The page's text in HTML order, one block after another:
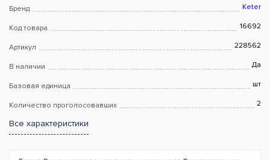
Бренд Keter
Код товара 16692
Артикул 228562
В наличии Да
Базовая единица шт
Количество проголосовавших 2
Все характеристики